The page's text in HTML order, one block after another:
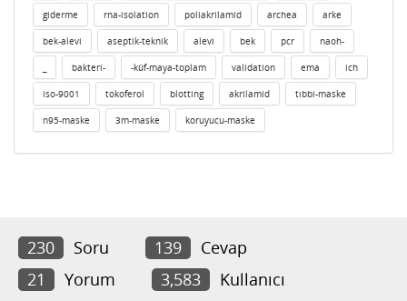
giderme rna-isolation poliakrilamid archea arke
bek-alevi aseptik-teknik alevi bek pcr naoh-
bakteri- -küf-maya-toplam validation ema ich
iso-9001 tokoferol blotting akrilamid tıbbi-maske
n95-maske 3m-maske koruyucu-maske
230 Soru 139
Cevap
21
Yorum 3,583 Kullanıcı